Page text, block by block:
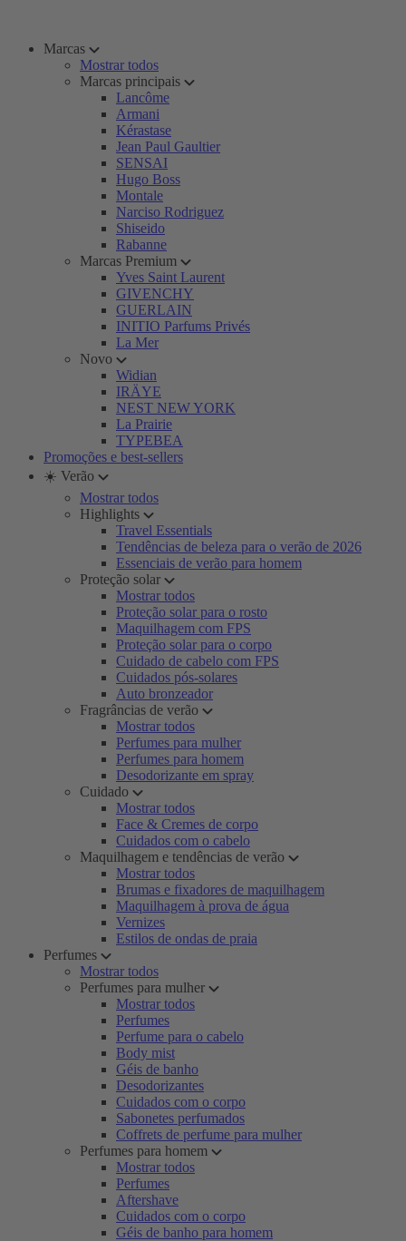
Marcas
Mostrar todos
Marcas principais
Lancôme
Armani
Kérastase
Jean Paul Gaultier
SENSAI
Hugo Boss
Montale
Narciso Rodriguez
Shiseido
Rabanne
Marcas Premium
Yves Saint Laurent
GIVENCHY
GUERLAIN
INITIO Parfums Privés
La Mer
Novo
Widian
IRÄYE
NEST NEW YORK
La Prairie
TYPEBEA
Promoções e best-sellers
☀️ Verão
Mostrar todos
Highlights
Travel Essentials
Tendências de beleza para o verão de 2026
Essenciais de verão para homem
Proteção solar
Mostrar todos
Proteção solar para o rosto
Maquilhagem com FPS
Proteção solar para o corpo
Cuidado de cabelo com FPS
Cuidados pós-solares
Auto bronzeador
Fragrâncias de verão
Mostrar todos
Perfumes para mulher
Perfumes para homem
Desodorizante em spray
Cuidado
Mostrar todos
Face & Cremes de corpo
Cuidados com o cabelo
Maquilhagem e tendências de verão
Mostrar todos
Brumas e fixadores de maquilhagem
Maquilhagem à prova de água
Vernizes
Estilos de ondas de praia
Perfumes
Mostrar todos
Perfumes para mulher
Mostrar todos
Perfumes
Perfume para o cabelo
Body mist
Géis de banho
Desodorizantes
Cuidados com o corpo
Sabonetes perfumados
Coffrets de perfume para mulher
Perfumes para homem
Mostrar todos
Perfumes
Aftershave
Cuidados com o corpo
Géis de banho para homem